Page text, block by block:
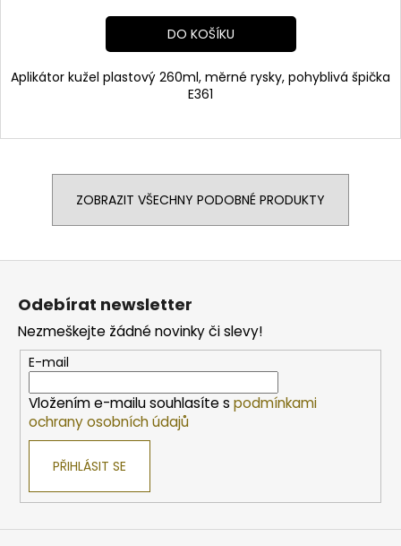
DO KOŠÍKU
Aplikátor kužel plastový 260ml, měrné rysky, pohyblivá špička
E361
ZOBRAZIT VŠECHNY PODOBNÉ PRODUKTY
Z
Odebírat newsletter
Nezmeškejte žádné novinky či slevy!
E-mail
Vložením e-mailu souhlasíte s podmínkami
ochrany osobních údajů
PŘIHLÁSIT SE